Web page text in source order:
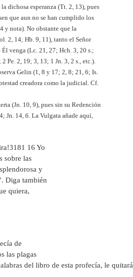
dichosa esperanza (Tt. 2, 13), pues
que aun no se han cumplido los
y nota). No obstante que la
2, 14; Hb. 9, 11), tanto el Señor
venga (Lc. 21, 27; Hch. 3, 20 s.;
Pe. 2, 19; 3, 13; 1 Jn. 3, 2 s., etc.).
Gelin (1, 8 y 17; 2, 8; 21, 6; Is.
creadora como la judicial. Cf.
(Jn. 10, 9), pues sin su Redención
Jn. 14, 6. La Vulgata añade aquí,
16 Yo
sobre las
y
Diga también
quiera,
de
las plagas
del libro de esta profecía, le quitará